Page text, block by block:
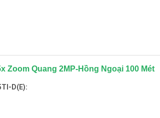
Zoom Quang 2MP-Hồng Ngoại 100 Mét
D(E):